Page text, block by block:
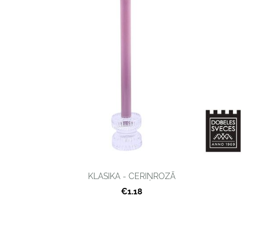
KLASIKA - CERIŅROZĀ
€1.18